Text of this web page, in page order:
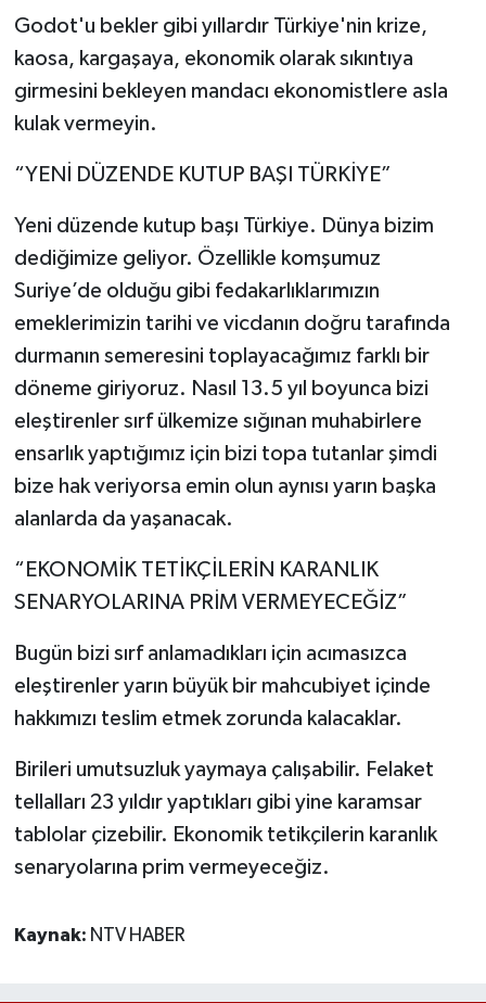
Godot'u bekler gibi yıllardır Türkiye'nin krize,
kaosa, kargaşaya, ekonomik olarak sıkıntıya
girmesini bekleyen mandacı ekonomistlere asla
kulak vermeyin.
“YENİ DÜZENDE KUTUP BAŞI TÜRKİYE”
Yeni düzende kutup başı Türkiye. Dünya bizim
dediğimize geliyor. Özellikle komşumuz
Suriye’de olduğu gibi fedakarlıklarımızın
emeklerimizin tarihi ve vicdanın doğru tarafında
durmanın semeresini toplayacağımız farklı bir
döneme giriyoruz. Nasıl 13.5 yıl boyunca bizi
eleştirenler sırf ülkemize sığınan muhabirlere
ensarlık yaptığımız için bizi topa tutanlar şimdi
bize hak veriyorsa emin olun aynısı yarın başka
alanlarda da yaşanacak.
“EKONOMİK TETİKÇİLERİN KARANLIK
SENARYOLARINA PRİM VERMEYECEĞİZ”
Bugün bizi sırf anlamadıkları için acımasızca
eleştirenler yarın büyük bir mahcubiyet içinde
hakkımızı teslim etmek zorunda kalacaklar.
Birileri umutsuzluk yaymaya çalışabilir. Felaket
tellalları 23 yıldır yaptıkları gibi yine karamsar
tablolar çizebilir. Ekonomik tetikçilerin karanlık
senaryolarına prim vermeyeceğiz.
Kaynak: NTV HABER